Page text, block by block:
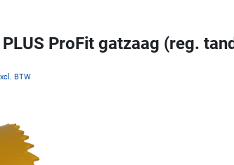
ProFit gatzaag (reg.
BTW